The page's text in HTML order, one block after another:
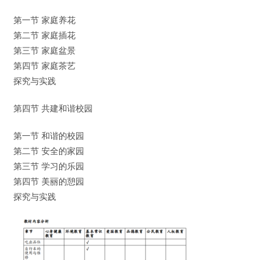
第一节 家庭养花
第二节 家庭插花
第三节 家庭盆景
第四节 家庭茶艺
探究与实践
第四节 共建和谐校园
第一节 和谐的校园
第二节 安全的家园
第三节 学习的乐园
第四节 美丽的憩园
探究与实践